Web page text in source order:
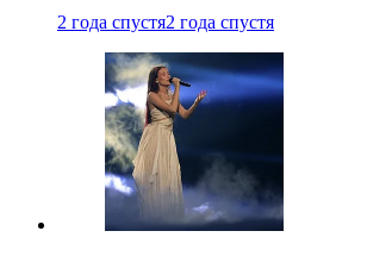
2 года спустя2 года спустя